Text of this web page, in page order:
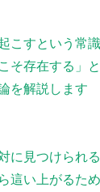
こすという常
そ存在する」
を解説します
に見つけられ
這い上がるた